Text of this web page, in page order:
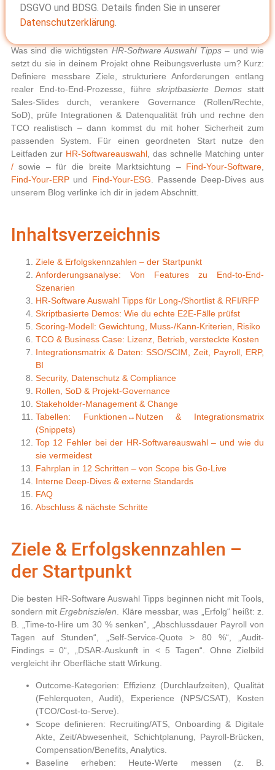
DSGVO und BDSG. Details finden Sie in unserer
Datenschutzerklärung.
Was sind die wichtigstenHR-Software Auswahl Tipps– und wie
setzt du sie in deinem Projekt ohne Reibungsverluste um?Kurz:
Definiere messbare Ziele, strukturiere Anforderungen entlang
realer End-to-End-Prozesse, führeskriptbasierte Demos statt
Sales-Slides durch, verankere Governance (Rollen/Rechte,
SoD), prüfe Integrationen & Datenqualität früh und rechne den
TCO realistisch – dann kommst du mit hoher Sicherheit zum
passenden System. Für einen geordneten Start nutze den
Leitfaden zur HR-Softwareauswahl, das schnelle Matching unter
/sowie – für die breite Marktsichtung – Find-Your-Software,
Find-Your-ERPund Find-Your-ESG. Passende Deep-Dives aus
unserem Blog verlinke ich dir in jedem Abschnitt.
Inhaltsverzeichnis
Ziele & Erfolgskennzahlen – der Startpunkt
Anforderungsanalyse: Von Features zu End-to-End-
Szenarien
HR-Software Auswahl Tipps für Long-/Shortlist & RFI/RFP
Skriptbasierte Demos: Wie du echte E2E-Fälle prüfst
Scoring-Modell: Gewichtung, Muss-/Kann-Kriterien, Risiko
TCO & Business Case: Lizenz, Betrieb, versteckte Kosten
Integrationsmatrix & Daten: SSO/SCIM, Zeit, Payroll, ERP,
BI
Security, Datenschutz & Compliance
Rollen, SoD & Projekt-Governance
Stakeholder-Management & Change
Tabellen: Funktionen↔Nutzen & Integrationsmatrix
(Snippets)
Top 12 Fehler bei der HR-Softwareauswahl – und wie du
sie vermeidest
Fahrplan in 12 Schritten – von Scope bis Go-Live
Interne Deep-Dives & externe Standards
FAQ
Abschluss & nächste Schritte
Ziele & Erfolgskennzahlen –
der Startpunkt
Die besten HR-Software Auswahl Tipps beginnen nicht mit Tools,
sondern mitErgebniszielen. Kläre messbar, was „Erfolg“ heißt: z.
B. „Time-to-Hire um 30 % senken“, „Abschlussdauer Payroll von
Tagen auf Stunden“, „Self-Service-Quote > 80 %“, „Audit-
Findings = 0“, „DSAR-Auskunft in < 5 Tagen“. Ohne Zielbild
vergleicht ihr Oberfläche statt Wirkung.
Outcome-Kategorien: Effizienz (Durchlaufzeiten), Qualität
(Fehlerquoten, Audit), Experience (NPS/CSAT), Kosten
(TCO/Cost-to-Serve).
Scope definieren: Recruiting/ATS, Onboarding & Digitale
Akte, Zeit/Abwesenheit, Schichtplanung, Payroll-Brücken,
Compensation/Benefits, Analytics.
Baseline erheben: Heute-Werte messen (z. B.